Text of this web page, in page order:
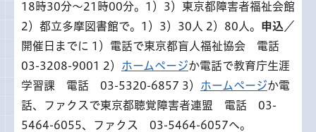
18時30分～21時00分。1）3）東京都障害者福祉会館
2）都立多摩図書館で。1）3）30人 2）80人。
申込 ／
開催日までに 1）電話で東京都盲人福祉協会 電話
03-3208-9001 2）
ホームページか電話で教育庁生涯
学習課 電話 03-5320-6857 3）
ホームページか電
話、ファクスで東京都聴覚障害者連盟 電話 03-
5464-6055、ファクス 03-5464-6057へ。